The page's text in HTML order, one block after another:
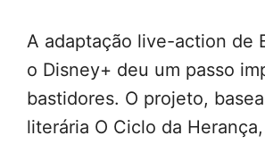
A adaptação live-action de
o Disney+ deu um passo
bastidores. O projeto,
literária O Ciclo da